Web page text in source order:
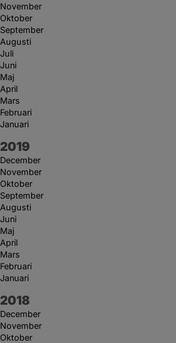
November
Oktober
September
Augusti
Juli
Juni
Maj
April
Mars
Februari
Januari
År:
2019
December
November
Oktober
September
Augusti
Juni
Maj
April
Mars
Februari
Januari
År:
2018
December
November
Oktober